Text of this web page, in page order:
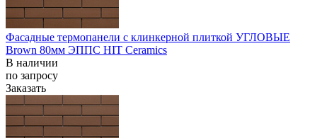
Фасадные термопанели с клинкерной плиткой УГЛОВЫЕ
Brown 80мм ЭППС HIT Ceramics
В наличии
по запросу
Заказать